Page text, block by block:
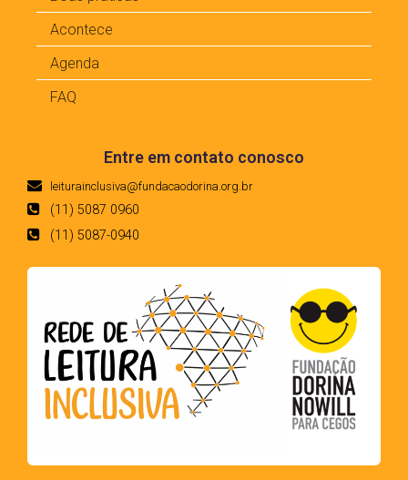
Acontece
Agenda
FAQ
Entre em contato conosco
leiturainclusiva@fundacaodorina.org.br
(11) 5087 0960
(11) 5087-0940